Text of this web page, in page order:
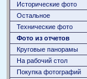
Исторические фото
Остальное
Технические фото
Фото из отчетов
Круговые панорамы
На рабочий стол
Покупка фотографий